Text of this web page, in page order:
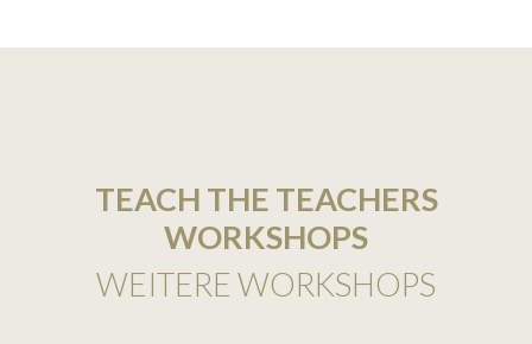
TEACH THE TEACHERS
WORKSHOPS
WEITERE WORKSHOPS